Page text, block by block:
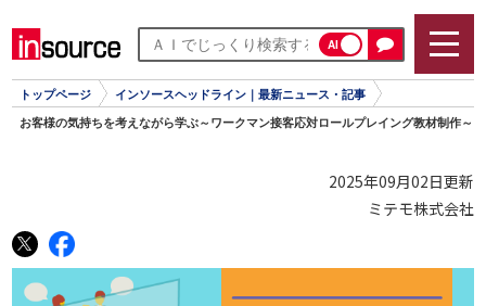
AI
トップページ インソースヘッドライン｜最新ニュース・記事
お客様の気持ちを考えながら学ぶ～ワークマン接客応対ロールプレイング教材制作～
2025年09月02日更新
ミテモ株式会社